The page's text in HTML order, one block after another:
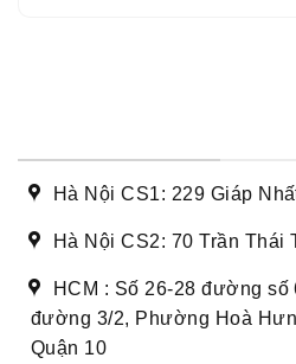
Hà Nội CS1: 229 Giáp
Hà Nội CS2: 70 Trần Thái
HCM : Số 26-28 đường
đường 3/2, Phường Hoà
Quận 10